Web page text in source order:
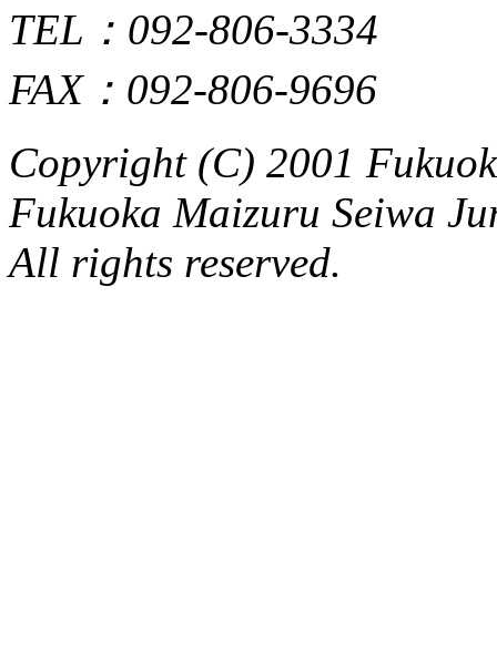
TEL：092-806-3334
FAX：092-806-9696
Copyright (C) 2001
Fukuoka Maizuru Seiwa
All rights reserved.